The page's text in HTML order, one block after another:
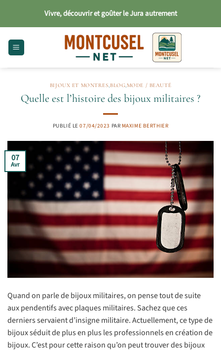
contenu
Vivre, découvrir et goûter le Jura autrement
BIJOUX ET MONTRES,BLOG,MODE / BEAUTÉ
Quelle est l’histoire des bijoux militaires ?
PUBLIÉ LE07/04/2023 PAR MAXIME BERTHIER
07
Avr
Quand on parle de bijoux militaires, on pense tout de suite
aux pendentifs avec plaques militaires. Sachez que ces
derniers servaient d’insigne militaire. Actuellement, ce type de
bijoux séduit de plus en plus les professionnels en création de
bijoux. C’est pour cette raison qu’on peut trouver des bijoux